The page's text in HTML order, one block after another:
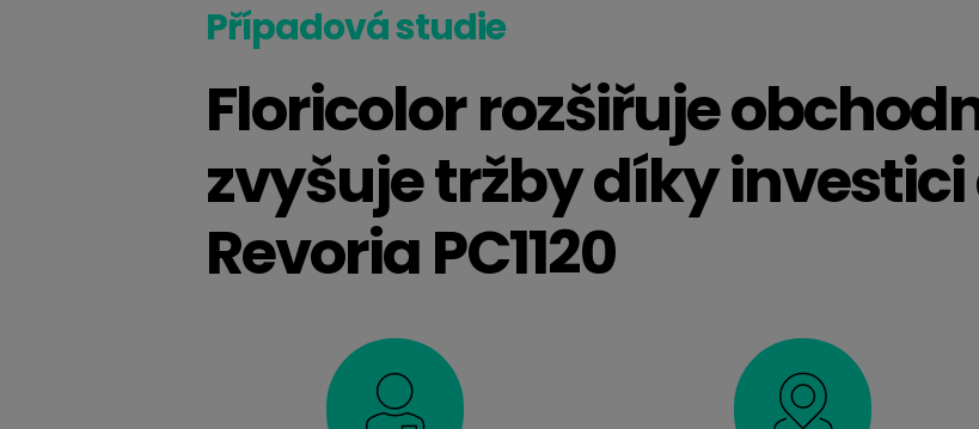
Případová studie
Floricolor rozšiřuje
zvyšuje tržby díky
Revoria PC1120